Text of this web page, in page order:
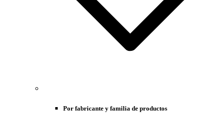
Por fabricante y familia de productos